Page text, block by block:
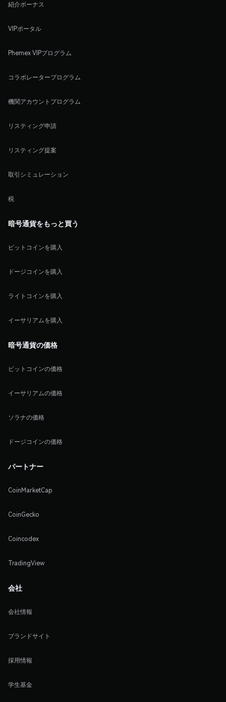
紹介ボーナス
VIPポータル
Phemex VIPプログラム
コラボレータープログラム
機関アカウントプログラム
リスティング申請
リスティング提案
取引シミュレーション
税
暗号通貨をもっと買う
ビットコインを購入
ドージコインを購入
ライトコインを購入
イーサリアムを購入
暗号通貨の価格
ビットコインの価格
イーサリアムの価格
ソラナの価格
ドージコインの価格
パートナー
CoinMarketCap
CoinGecko
Coincodex
TradingView
会社
会社情報
ブランドサイト
採用情報
学生基金